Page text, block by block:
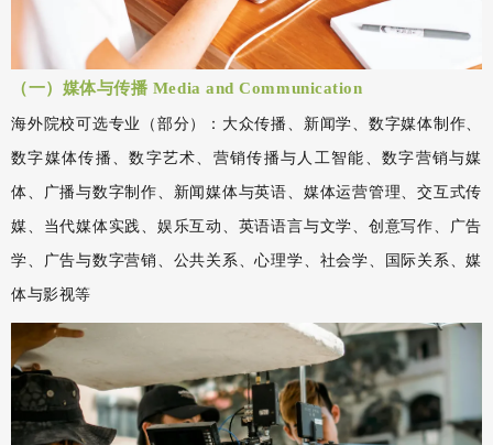
（一）媒体与传播 Media and Communication
海外院校可选专业（部分）：大众传播、新闻学、数字媒体制作、
数字媒体传播、数字艺术、营销传播与人工智能、数字营销与媒
体、广播与数字制作、新闻媒体与英语、媒体运营管理、交互式传
媒、当代媒体实践、娱乐互动、英语语言与文学、创意写作、广告
学、广告与数字营销、公共关系、心理学、社会学、国际关系、媒
体与影视等